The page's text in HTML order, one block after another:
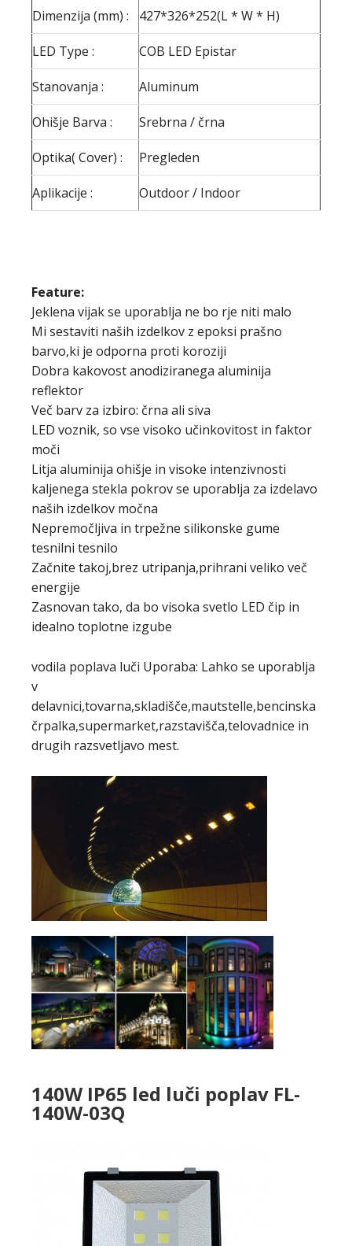
Dimenzija (mm) : 427*326*252(L * W * H)
LED Type : COB LED Epistar
Stanovanja : Aluminum
Ohišje Barva : Srebrna / črna
Optika( Cover) : Pregleden
Aplikacije : Outdoor / Indoor
Feature:
Jeklena vijak se uporablja ne bo rje niti malo
Mi sestaviti naših izdelkov z epoksi prašno
barvo,ki je odporna proti koroziji
Dobra kakovost anodiziranega aluminija
reflektor
Več barv za izbiro: črna ali siva
LED voznik, so vse visoko učinkovitost in faktor
moči
Litja aluminija ohišje in visoke intenzivnosti
kaljenega stekla pokrov se uporablja za izdelavo
naših izdelkov močna
Nepremočljiva in trpežne silikonske gume
tesnilni tesnilo
Začnite takoj,brez utripanja,prihrani veliko več
energije
Zasnovan tako, da bo visoka svetlo LED čip in
idealno toplotne izgube
vodila poplava luči Uporaba: Lahko se uporablja
v
delavnici,tovarna,skladišče,mautstelle,bencinska
črpalka,supermarket,razstavišča,telovadnice in
drugih razsvetljavo mest.
140W IP65 led luči poplav FL-
140W-03Q